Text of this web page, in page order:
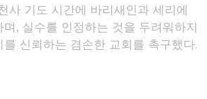
사 기도 시간에 바리새인과 세리에
, 실수를 인정하는 것을 두려워하지
신뢰하는 겸손한 교회를 촉구했다.